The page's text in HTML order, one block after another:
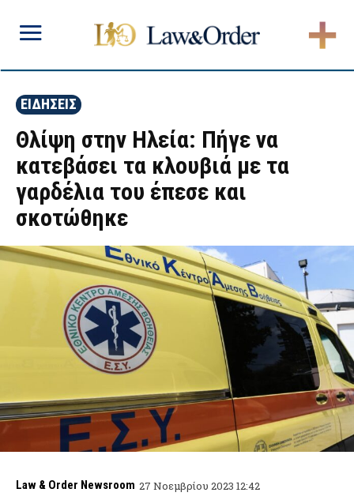
ΕΙΔΗΣΕΙΣ
Θλίψη στην Ηλεία: Πήγε να
κατεβάσει τα κλουβιά με τα
γαρδέλια του έπεσε και
σκοτώθηκε
Law & Order Newsroom 27 Νοεμβρίου 2023 12:42